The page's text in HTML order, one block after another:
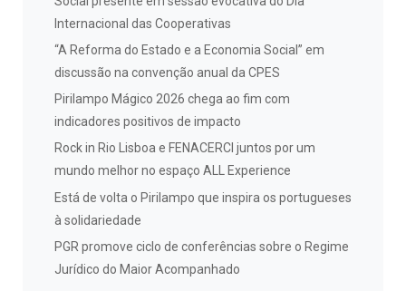
Internacional das Cooperativas
“A Reforma do Estado e a Economia Social” em
discussão na convenção anual da CPES
Pirilampo Mágico 2026 chega ao fim com
indicadores positivos de impacto
Rock in Rio Lisboa e FENACERCI juntos por um
mundo melhor no espaço ALL Experience
Está de volta o Pirilampo que inspira os portugueses
à solidariedade
PGR promove ciclo de conferências sobre o Regime
Jurídico do Maior Acompanhado